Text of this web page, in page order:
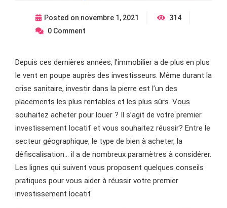
Posted on novembre 1, 2021
314
0 Comment
Depuis ces dernières années, l’immobilier a de plus en plus
le vent en poupe auprès des investisseurs. Même durant la
crise sanitaire, investir dans la pierre est l’un des
placements les plus rentables et les plus sûrs. Vous
souhaitez acheter pour louer ? Il s’agit de votre premier
investissement locatif et vous souhaitez réussir? Entre le
secteur géographique, le type de bien à acheter, la
défiscalisation… il a de nombreux paramètres à considérer.
Les lignes qui suivent vous proposent quelques conseils
pratiques pour vous aider à réussir votre premier
investissement locatif.